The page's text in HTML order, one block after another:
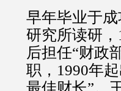
早年毕业于
研究所读研
后担任“财政
职，1990年
最佳财长”。